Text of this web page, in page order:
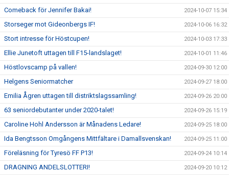
Comeback för Jennifer Bakai! 2024-10-07 15:34
Storseger mot Gideonbergs IF! 2024-10-06 16:32
Stort intresse för Höstcupen! 2024-10-03 17:33
Ellie Junetoft uttagen till F15-landslaget! 2024-10-01 11:46
Höstlovscamp på vallen! 2024-09-30 12:00
Helgens Seniormatcher 2024-09-27 18:00
Emilia Ågren uttagen till distriktslagssamling! 2024-09-26 20:00
63 seniordebutanter under 2020-talet! 2024-09-26 15:19
Caroline Hohl Andersson är Månadens Ledare! 2024-09-25 18:00
Ida Bengtsson Omgångens Mittfältare i Damallsvenskan! 2024-09-25 11:00
Föreläsning för Tyresö FF P13! 2024-09-24 10:14
DRAGNING ANDELSLOTTERI! 2024-09-20 10:12